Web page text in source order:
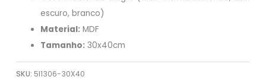
escuro, branco)
Material: MDF
Tamanho: 30x40cm
SKU: 5I1306-30X40